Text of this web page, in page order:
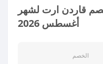
قاردن ارت لشهر
أغسطس 2026
الخصم